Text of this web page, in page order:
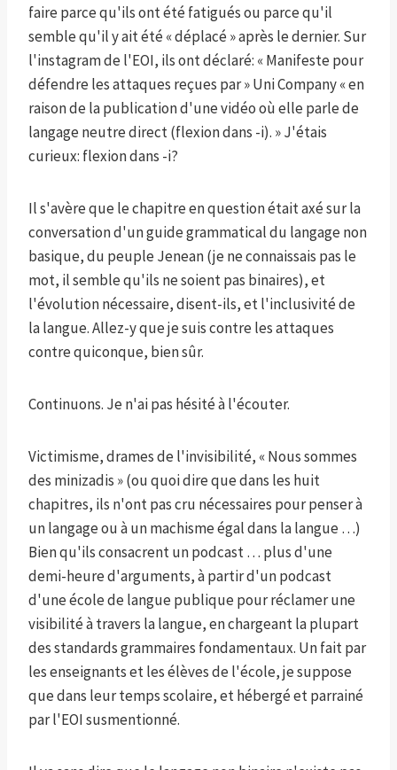
faire parce qu'ils ont été fatigués ou parce qu'il
semble qu'il y ait été « déplacé » après le dernier. Sur
l'instagram de l'EOI, ils ont déclaré: « Manifeste pour
défendre les attaques reçues par » Uni Company « en
raison de la publication d'une vidéo où elle parle de
langage neutre direct (flexion dans -i). » J'étais
curieux: flexion dans -i?
Il s'avère que le chapitre en question était axé sur la
conversation d'un guide grammatical du langage non
basique, du peuple Jenean (je ne connaissais pas le
mot, il semble qu'ils ne soient pas binaires), et
l'évolution nécessaire, disent-ils, et l'inclusivité de
la langue. Allez-y que je suis contre les attaques
contre quiconque, bien sûr.
Continuons. Je n'ai pas hésité à l'écouter.
Victimisme, drames de l'invisibilité, « Nous sommes
des minizadis » (ou quoi dire que dans les huit
chapitres, ils n'ont pas cru nécessaires pour penser à
un langage ou à un machisme égal dans la langue …)
Bien qu'ils consacrent un podcast … plus d'une
demi-heure d'arguments, à partir d'un podcast
d'une école de langue publique pour réclamer une
visibilité à travers la langue, en chargeant la plupart
des standards grammaires fondamentaux. Un fait par
les enseignants et les élèves de l'école, je suppose
que dans leur temps scolaire, et hébergé et parrainé
par l'EOI susmentionné.